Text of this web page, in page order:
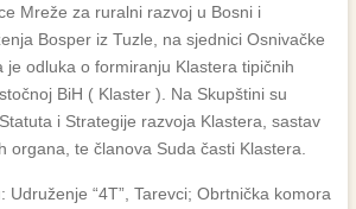
Mreže za ruralni razvoj u Bosni i
Bosper iz Tuzle, na sjednici Osnivačke
je odluka o formiranju Klastera tipičnih
BiH ( Klaster ). Na Skupštini su
i Strategije razvoja Klastera, sastav
organa, te članova Suda časti Klastera.
Udruženje “4T”, Tarevci; Obrtnička komora